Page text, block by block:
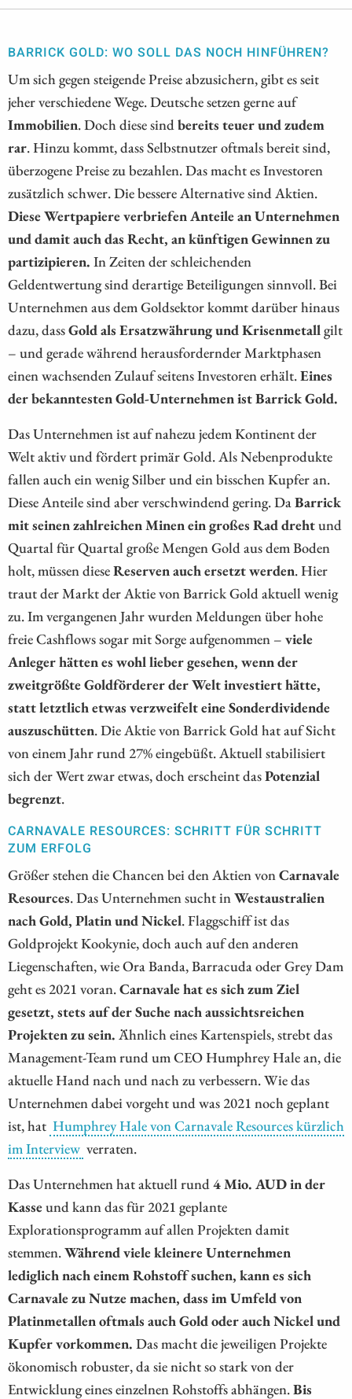
BARRICK GOLD: WO SOLL DAS NOCH HINFÜHREN?
Um sich gegen steigende Preise abzusichern, gibt es seit
jeher verschiedene Wege. Deutsche setzen gerne auf
Immobilien. Doch diese sindbereits teuer und zudem
rar. Hinzu kommt, dass Selbstnutzer oftmals bereit sind,
überzogene Preise zu bezahlen. Das macht es Investoren
zusätzlich schwer. Die bessere Alternative sind Aktien.
Diese Wertpapiere verbriefen Anteile an Unternehmen
und damit auch das Recht, an künftigen Gewinnen zu
partizipieren. In Zeiten der schleichenden
Geldentwertung sind derartige Beteiligungen sinnvoll. Bei
Unternehmen aus dem Goldsektor kommt darüber hinaus
dazu, dassGold als Ersatzwährung und Krisenmetallgilt
– und gerade während herausfordernder Marktphasen
einen wachsenden Zulauf seitens Investoren erhält.Eines
der bekanntesten Gold-Unternehmen ist Barrick Gold.
Das Unternehmen ist auf nahezu jedem Kontinent der
Welt aktiv und fördert primär Gold. Als Nebenprodukte
fallen auch ein wenig Silber und ein bisschen Kupfer an.
Diese Anteile sind aber verschwindend gering. DaBarrick
mit seinen zahlreichen Minen ein großes Rad drehtund
Quartal für Quartal große Mengen Gold aus dem Boden
holt, müssen dieseReserven auch ersetzt werden. Hier
traut der Markt der Aktie von Barrick Gold aktuell wenig
zu. Im vergangenen Jahr wurden Meldungen über hohe
freie Cashflows sogar mit Sorge aufgenommen – viele
Anleger hätten es wohl lieber gesehen, wenn der
zweitgrößte Goldförderer der Welt investiert hätte,
statt letztlich etwas verzweifelt eine Sonderdividende
auszuschütten. Die Aktie von Barrick Gold hat auf Sicht
von einem Jahr rund 27% eingebüßt. Aktuell stabilisiert
sich der Wert zwar etwas, doch erscheint dasPotenzial
begrenzt.
CARNAVALE RESOURCES: SCHRITT FÜR SCHRITT
ZUM ERFOLG
Größer stehen die Chancen bei den Aktien vonCarnavale
Resources. Das Unternehmen sucht inWestaustralien
nach Gold, Platin und Nickel. Flaggschiff ist das
Goldprojekt Kookynie, doch auch auf den anderen
Liegenschaften, wie Ora Banda, Barracuda oder Grey Dam
geht es 2021 voran.Carnavale hat es sich zum Ziel
gesetzt, stets auf der Suche nach aussichtsreichen
Projekten zu sein. Ähnlich eines Kartenspiels, strebt das
Management-Team rund um CEO Humphrey Hale an, die
aktuelle Hand nach und nach zu verbessern. Wie das
Unternehmen dabei vorgeht und was 2021 noch geplant
ist, hat Humphrey Hale von Carnavale Resources kürzlich
im Interview verraten.
Das Unternehmen hat aktuell rund4 Mio. AUD in der
Kasseund kann das für 2021 geplante
Explorationsprogramm auf allen Projekten damit
stemmen.Während viele kleinere Unternehmen
lediglich nach einem Rohstoff suchen, kann es sich
Carnavale zu Nutze machen, dass im Umfeld von
Platinmetallen oftmals auch Gold oder auch Nickel und
Kupfer vorkommen. Das macht die jeweiligen Projekte
ökonomisch robuster, da sie nicht so stark von der
Entwicklung eines einzelnen Rohstoffs abhängen.Bis